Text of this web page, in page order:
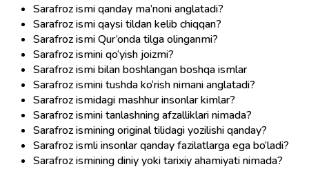
Sarafroz ismi qanday ma’noni anglatadi?
Sarafroz ismi qaysi tildan kelib chiqqan?
Sarafroz ismi Qur’onda tilga olinganmi?
Sarafroz ismini qo‘yish joizmi?
Sarafroz ismi bilan boshlangan boshqa ismlar
Sarafroz ismini tushda ko‘rish nimani anglatadi?
Sarafroz ismidagi mashhur insonlar kimlar?
Sarafroz ismini tanlashning afzalliklari nimada?
Sarafroz ismining original tilidagi yozilishi qanday?
Sarafroz ismli insonlar qanday fazilatlarga ega bo‘ladi?
Sarafroz ismining diniy yoki tarixiy ahamiyati nimada?